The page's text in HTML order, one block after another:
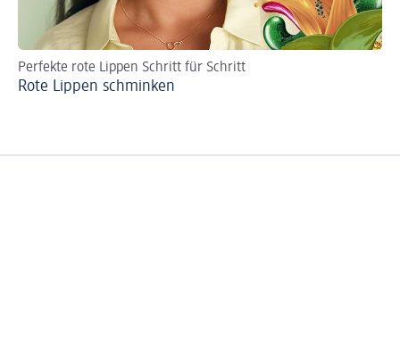
Perfekte rote Lippen Schritt für Schritt
Rote Lippen schminken